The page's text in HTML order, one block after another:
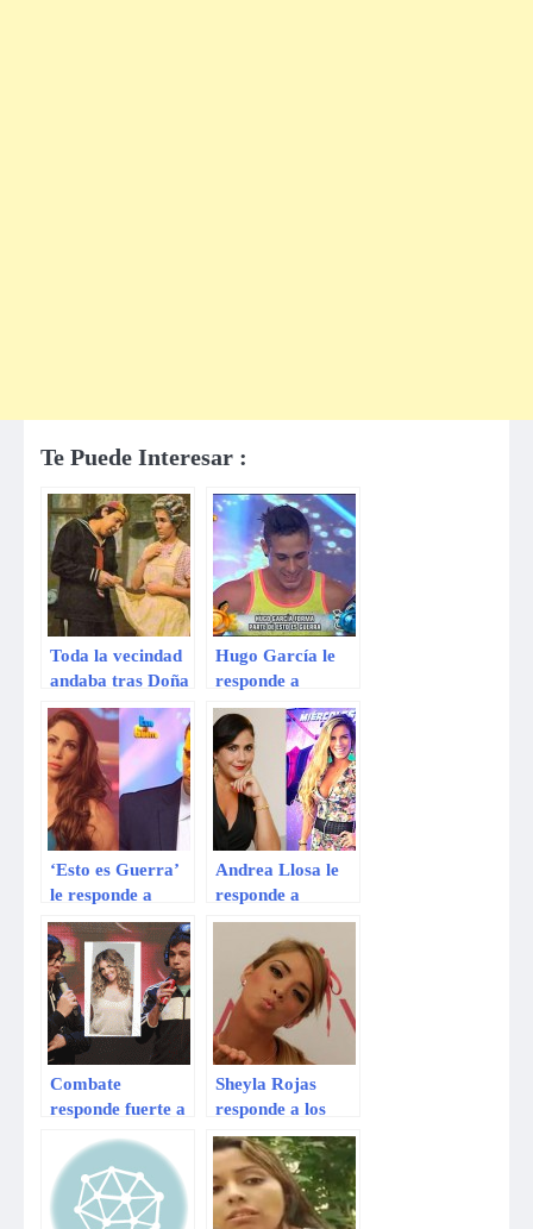
Te Puede Interesar :
Toda la vecindad
andaba tras Doña
Florinda, dice la
viuda de
Chespirito
Hugo García le
responde a
Combate sobre
ingreso a Esto es
Guerra
‘Esto es Guerra’
le responde a
Guty Carrera
Andrea Llosa le
responde a
Alejandra
Baigorria: “No te
odio, ni te quiero”
Combate
responde fuerte a
Miguel tras
insultos
Sheyla Rojas
responde a los
fans de Combate
tras ingresar a
Esto es Guerra